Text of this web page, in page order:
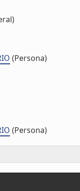
(Persona)
(Persona)